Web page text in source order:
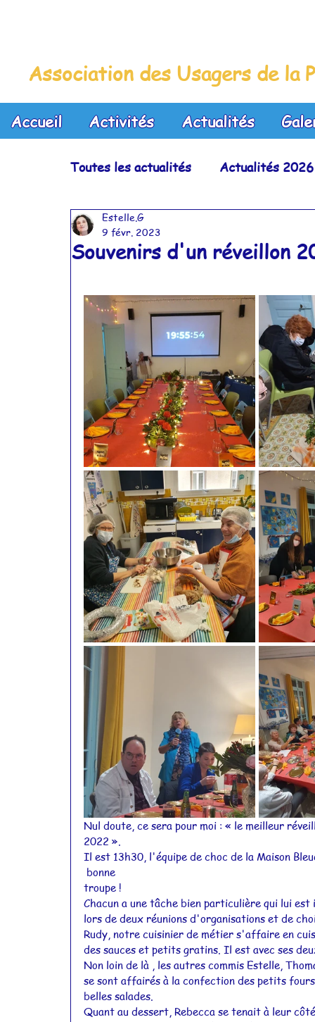
Association des Usagers de la
Accueil Activités Actualités
Toutes les actualités Actualités 2026
Actualités 2023
Actualités 2015 Actualités 2014
Actualités 2011 Actualités 2010
Souvenirs d'un réveillon
Estelle.G
9 févr. 2023
Nul doute, ce sera pour moi : « le meilleur
2022 ».
Il est 13h30, l'équipe de choc de la Maison
bonne
troupe !
Chacun a une tâche bien particulière qui lui
lors de deux réunions d'organisations et de
Rudy, notre cuisinier de métier s'affaire en
des sauces et petits gratins. Il est avec ses
Non loin de là , les autres commis Estelle,
se sont affairés à la confection des petits
belles salades.
Quant au dessert, Rebecca se tenait à leur